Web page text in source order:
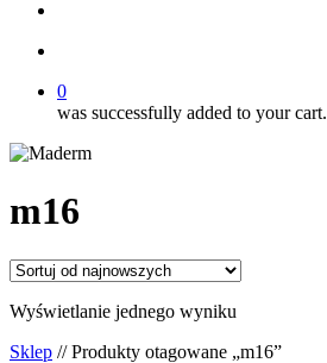
0
was successfully added to your cart.
m16
Wyświetlanie jednego wyniku
Sklep // Produkty otagowane „m16”